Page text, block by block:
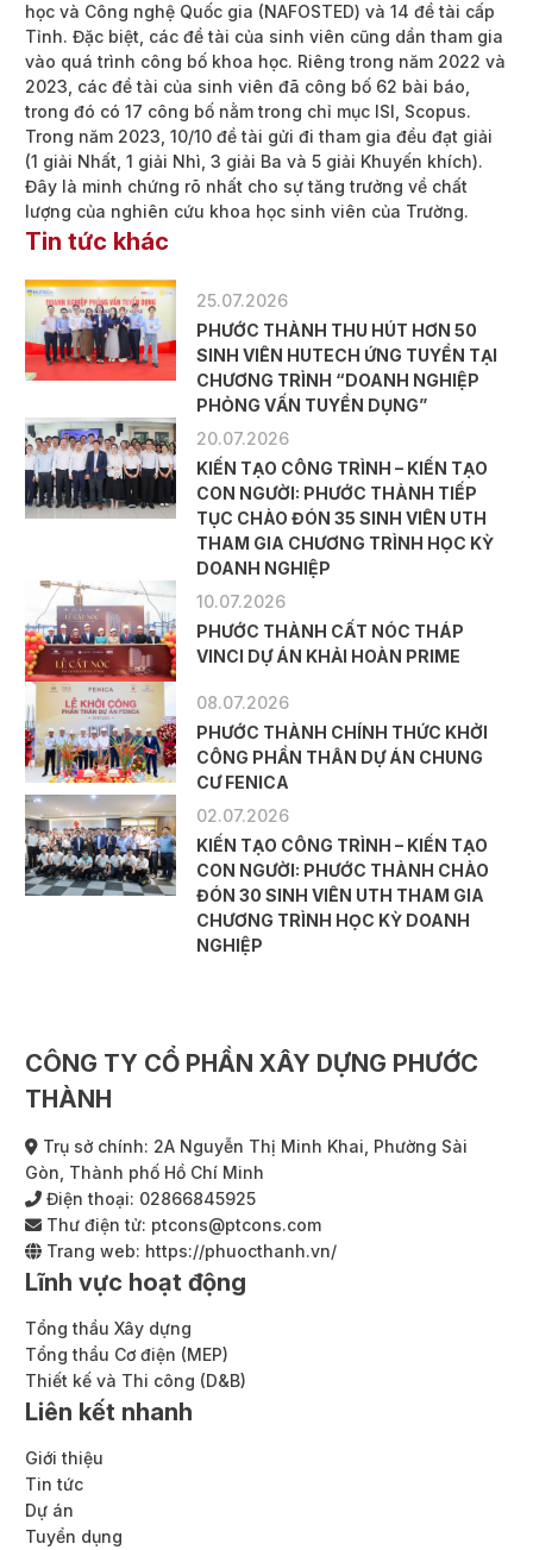
học và Công nghệ Quốc gia (NAFOSTED) và 14 đề tài cấp
Tỉnh. Đặc biệt, các đề tài của sinh viên cũng dần tham gia
vào quá trình công bố khoa học. Riêng trong năm 2022 và
2023, các đề tài của sinh viên đã công bố 62 bài báo,
trong đó có 17 công bố nằm trong chỉ mục ISI, Scopus.
Trong năm 2023, 10/10 đề tài gửi đi tham gia đều đạt giải
(1 giải Nhất, 1 giải Nhì, 3 giải Ba và 5 giải Khuyến khích).
Đây là minh chứng rõ nhất cho sự tăng trưởng về chất
lượng của nghiên cứu khoa học sinh viên của Trường.
Tin tức khác
25.07.2026
PHƯỚC THÀNH THU HÚT HƠN 50
SINH VIÊN HUTECH ỨNG TUYỂN TẠI
CHƯƠNG TRÌNH “DOANH NGHIỆP
PHỎNG VẤN TUYỂN DỤNG”
20.07.2026
KIẾN TẠO CÔNG TRÌNH – KIẾN TẠO
CON NGƯỜI: PHƯỚC THÀNH TIẾP
TỤC CHÀO ĐÓN 35 SINH VIÊN UTH
THAM GIA CHƯƠNG TRÌNH HỌC KỲ
DOANH NGHIỆP
10.07.2026
PHƯỚC THÀNH CẤT NÓC THÁP
VINCI DỰ ÁN KHẢI HOÀN PRIME
08.07.2026
PHƯỚC THÀNH CHÍNH THỨC KHỞI
CÔNG PHẦN THÂN DỰ ÁN CHUNG
CƯ FENICA
02.07.2026
KIẾN TẠO CÔNG TRÌNH – KIẾN TẠO
CON NGƯỜI: PHƯỚC THÀNH CHÀO
ĐÓN 30 SINH VIÊN UTH THAM GIA
CHƯƠNG TRÌNH HỌC KỲ DOANH
NGHIỆP
CÔNG TY CỔ PHẦN XÂY DỰNG PHƯỚC
THÀNH
Trụ sở chính: 2A Nguyễn Thị Minh Khai, Phường Sài
Gòn, Thành phố Hồ Chí Minh
Điện thoại: 02866845925
Thư điện tử: ptcons@ptcons.com
Trang web: https://phuocthanh.vn/
Lĩnh vực hoạt động
Tổng thầu Xây dựng
Tổng thầu Cơ điện (MEP)
Thiết kế và Thi công (D&B)
Liên kết nhanh
Giới thiệu
Tin tức
Dự án
Tuyển dụng